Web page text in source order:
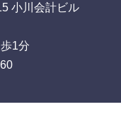
小川会計ビル
1分